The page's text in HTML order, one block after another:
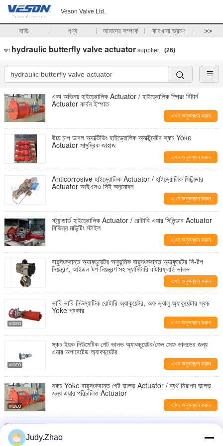
Veson Valve Ltd.
বাড়ি পণ্য আমাদের সম্পর্কে কারখানা ভ্রমণ >>
গুণ hydraulic butterfly valve actuator supplier. (26)
একা অভিনয় হাইড্রোলিক Actuator / হাইড্রোলিক স্প্রিং রিটার্ন
Actuator কার্বন ইস্পাত
এখন অনুসন্ধান করুন
উচ্চ চাপ ডাবল অ্যাক্টিভিং হাইড্রোলিক অ্যাক্টুয়েটর স্কচ Yoke
Actuator সামুদ্রিক জাহাজ
এখন অনুসন্ধান করুন
Anticorrosive হাইড্রোলিক Actuator / হাইড্রোলিক সিলিন্ডার
Actuator আইএসও সিই অনুমোদন
এখন অনুসন্ধান করুন
স্ট্যান্ডার্ড হাইড্রোলিক Actuator / রোটারি এয়ার সিলিন্ডার Actuator
বিভিন্ন মাউন্টিং স্টাইল
এখন অনুসন্ধান করুন
বায়ুসংক্রান্ত অ্যাকচুয়েটর অনুভূমিক বায়ুসংক্রান্ত অ্যাকুয়েটর সি-টপ
নিয়ন্ত্রণ, আইএল-টপ নিয়ন্ত্রণ সহ স্যানিটারি বাটারফ্লাই ভালভ
এখন অনুসন্ধান করুন
ভারি ভারি নিউম্যাটিক রোটারি অ্যাকুয়েটর, অফ ভ্যালু অ্যাকুয়েটার স্কচ
Yoke প্রকার
এখন অনুসন্ধান করুন
স্কচ ইয়ক নিউমেটিক গেট ভালভ অ্যাকচুয়েটর/ফেল সেফ ভালভের জন্য
এয়ার অপারেটেড অ্যাকচুয়েটর
এখন অনুসন্ধান করুন
স্কচ Yoke বায়ুসংক্রান্ত গেট ভালভ Actuator / ব্যর্থ নিরাপদ ভালভ
জন্য এয়ার পরিচালিত Actuator
এখন অনুসন্ধান করুন
হাইড্রোলিক ক্রায়োজেনিক বায়ুসংক্রান্ত অ্যাকুয়েটেড গ্লোব ভালভ
DN65 PN320 2500lb LNG
Judy.Zhao